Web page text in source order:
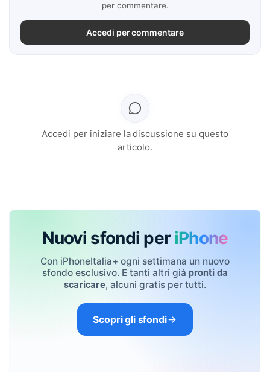
per commentare.
Accedi per commentare
Accedi per iniziare la discussione su questo
articolo.
Nuovi sfondi per iPhone
Con iPhoneItalia+ ogni settimana un nuovo
sfondo esclusivo. E tanti altri già pronti da
scaricare, alcuni gratis per tutti.
Scopri gli sfondi